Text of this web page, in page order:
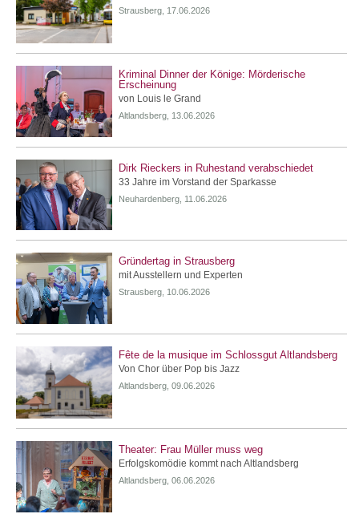
Strausberg, 17.06.2026
Kriminal Dinner der Könige: Mörderische
Erscheinung
von Louis le Grand
Altlandsberg, 13.06.2026
Dirk Rieckers in Ruhestand verabschiedet
33 Jahre im Vorstand der Sparkasse
Neuhardenberg, 11.06.2026
Gründertag in Strausberg
mit Ausstellern und Experten
Strausberg, 10.06.2026
Fête de la musique im Schlossgut Altlandsberg
Von Chor über Pop bis Jazz
Altlandsberg, 09.06.2026
Theater: Frau Müller muss weg
Erfolgskomödie kommt nach Altlandsberg
Altlandsberg, 06.06.2026